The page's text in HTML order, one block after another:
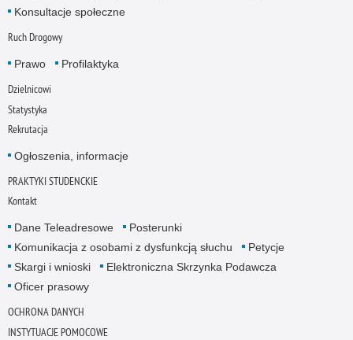
Konsultacje społeczne
Ruch Drogowy
Prawo Profilaktyka
Dzielnicowi
Statystyka
Rekrutacja
Ogłoszenia, informacje
PRAKTYKI STUDENCKIE
Kontakt
Dane Teleadresowe
Posterunki
Komunikacja z osobami z dysfunkcją słuchu
Petycje
Skargi i wnioski
Elektroniczna Skrzynka Podawcza
Oficer prasowy
OCHRONA DANYCH
INSTYTUACJE POMOCOWE